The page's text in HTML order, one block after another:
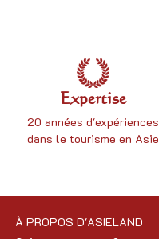
Expertise
20 années d'expériences
dans le tourisme en Asie
À PROPOS D'ASIELAND